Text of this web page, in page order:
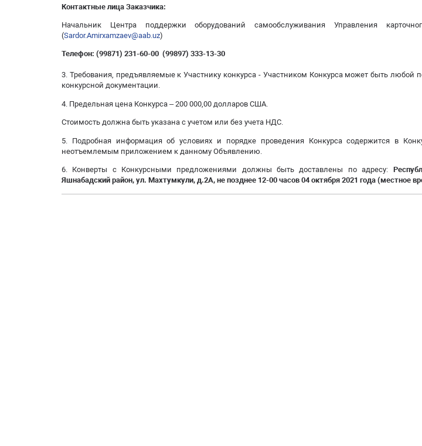
Контактные лица Заказчика:
Начальник Центра поддержки оборудований самообслуживания Управления
(Sardor.Amirxamzaev@aab.uz)
Телефон: (99871) 231-60-00 (99897) 333-13-30
3. Требования, предъявляемые к Участнику конкурса - Участником Конкурса может быть любой
конкурсной документации.
4. Предельная цена Конкурса – 200 000,00 долларов США.
Стоимость должна быть указана с учетом или без учета НДС.
5. Подробная информация об условиях и порядке проведения Конкурса содержится в
неотъемлемым приложением к данному Объявлению.
6. Конверты с Конкурсными предложениями должны быть доставлены по адресу:
Яшнабадский район, ул. Махтумкули, д.2А, не позднее 12-00 часов 04 октября 2021 года (местное